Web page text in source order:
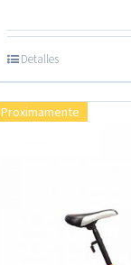
Detalles
Proximamente